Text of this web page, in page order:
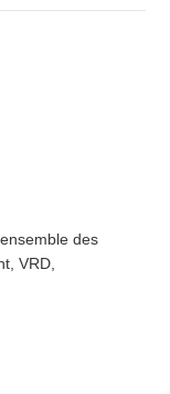
des
VRD,